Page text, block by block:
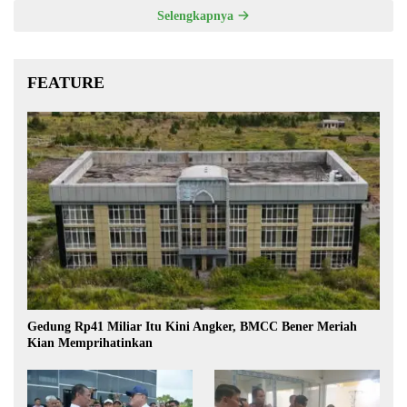
Selengkapnya
FEATURE
Gedung Rp41 Miliar Itu Kini Angker, BMCC Bener Meriah
Kian Memprihatinkan